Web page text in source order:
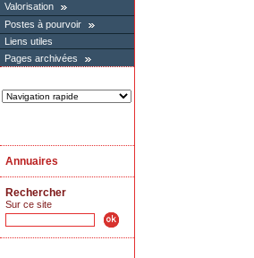
Valorisation
Postes à pourvoir
Liens utiles
Pages archivées
Annuaires
Rechercher
Sur ce site